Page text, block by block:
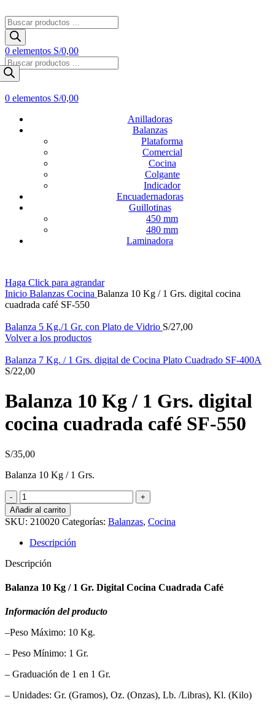
Búsqueda
de
productos
0 elementos S/0,00
Búsqueda
de
productos
0 elementos S/0,00
Anilladoras
Balanzas
Plataforma
Comercial
Cocina
Colgante
Indicador
Encuadernadoras
Guillotinas
450 mm
480 mm
Laminadora
Haga Click para agrandar
Inicio Balanzas Cocina Balanza 10 Kg / 1 Grs. digital cocina
cuadrada café SF-550
Balanza 5 Kg./1 Gr. con Plato de Vidrio S/27,00
Volver a los productos
Balanza 7 Kg. / 1 Grs. digital de Cocina Plato Cuadrado SF-400A
S/22,00
Balanza 10 Kg / 1 Grs. digital
cocina cuadrada café SF-550
S/35,00
Balanza 10 Kg / 1 Grs.
Balanza
10
Kg
/
1
Grs.
digital
cuadrada
550
cantidad
Añadir al carrito
SKU: 210020 Categorías: Balanzas, Cocina
Descripción
Descripción
Balanza 10 Kg / 1 Gr. Digital Cocina Cuadrada Café
Información del producto
–Peso Máximo: 10 Kg.
– Peso Mínimo: 1 Gr.
– Graduación de 1 en 1 Gr.
– Unidades: Gr. (Gramos), Oz. (Onzas), Lb. /Libras), Kl. (Kilo)